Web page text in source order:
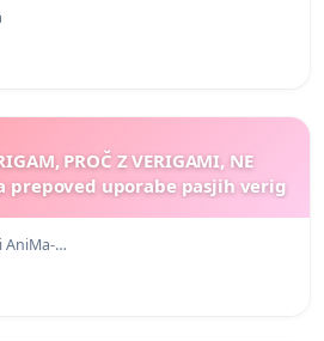
PROČ Z VERIGAMI, NE
prepoved uporabe pasjih verig
AniMa-…